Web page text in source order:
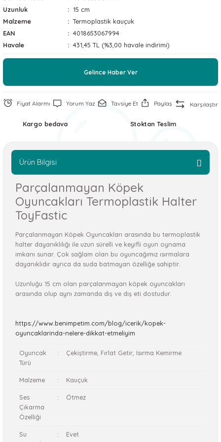
Soğutucu Matlar
Aksesuarları
Uzunluk
15 cm
Malzeme
Termoplastik kauçuk
EAN
4018653067994
Havale
431,45 TL (%3,00 havale indirimi)
Gelince Haber Ver
Fiyat Alarmı Yorum Yaz Tavsiye Et Paylaş Karşılaştır
Kargo bedava Stoktan Teslim
Ürün Bilgisi
Parçalanmayan Köpek
Oyuncakları Termoplastik Halter
ToyFastic
Parçalanmayan Köpek Oyuncakları arasında bu termoplastik
halter dayanıklılığı ile uzun sürelli ve keyifli oyun oynama
imkanı sunar. Çok sağlam olan bu oyuncağımız ısırmalara
dayanıklıdır ayrıca da suda batmayan özelliğe sahiptir.
Uzunluğu 15 cm olan parçalanmayan köpek oyuncakları
arasında olup aynı zamanda diş ve diş eti dostudur.
https://www.benimpetim.com/blog/icerik/kopek-
oyuncaklarinda-nelere-dikkat-etmeliyim
Oyuncak
Türü
: Çekiştirme, Fırlat Getir, Isırma Kemirme
Malzeme : Kauçuk
Ses
Çıkarma
Özelliği
: Ötmez
Su
: Evet